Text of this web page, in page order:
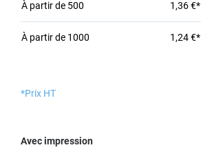
À partir de 500 1,36 €*
À partir de 1000 1,24 €*
*Prix HT
Sélectionnez
Avec impression